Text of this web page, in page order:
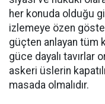
her konuda olduğu
izlemeye özen
güçten anlayan tüm
güce dayalı tavırlar
askeri üslerin
masada olmalıdır.